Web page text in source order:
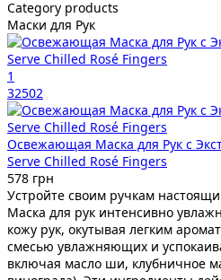
Category products
Маски для Рук
1
32502
Освежающая Маска для Рук с
Serve Chilled Rosé Fingers
578 грн
Устройте своим ручкам
Маска для рук интенсивно
кожу рук, окутывая легким
смесью увлажняющих и
включая масло ши, клубничное